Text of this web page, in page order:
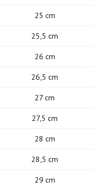
25 cm
25,5 cm
26 cm
26,5 cm
27 cm
27,5 cm
28 cm
28,5 cm
29 cm